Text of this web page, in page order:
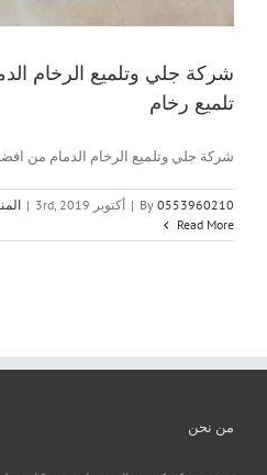
تلميع رخام
شركة جلي وتلميع الرخام الدمام من
By 0553960210
| أكتوبر 3rd, 2019 |
Read More
من نحن